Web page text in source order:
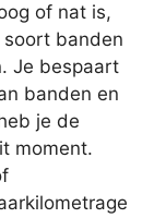
of nat is,
banden
Je bespaart
banden en
je de
moment.